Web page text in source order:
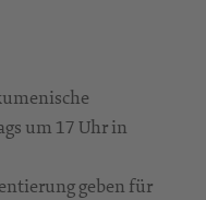
um 17 Uhr in
geben für